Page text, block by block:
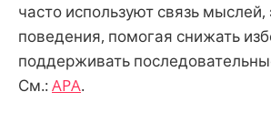
часто используют связь
поведения, помогая снижать
поддерживать
См.:APA.